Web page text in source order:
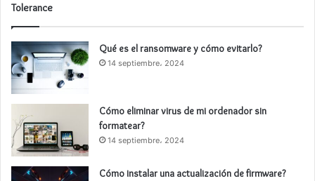
Tolerance
Qué es el ransomware y cómo evitarlo?
14 septiembre، 2024
Cómo eliminar virus de mi ordenador sin
formatear?
14 septiembre، 2024
Cómo instalar una actualización de firmware?